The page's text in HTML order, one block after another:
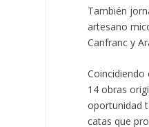
También
artesano
Canfranc y
14 obras
oportunidad
catas que